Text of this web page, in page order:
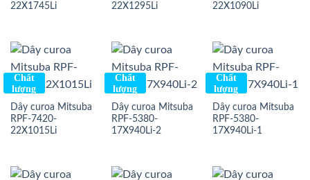
22X1745Li
22X1295Li
22X1090Li
Chất
lượng
Dây curoa Mitsuba
RPF-7420-
22X1015Li
Chất
lượng
Dây curoa Mitsuba
RPF-5380-
17X940Li-2
Chất
lượng
Dây curoa Mitsuba
RPF-5380-
17X940Li-1